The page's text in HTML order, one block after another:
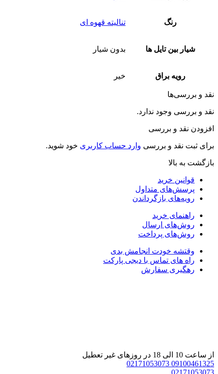
رنگ تنالیته قهوه ای
شیار بین تایل ها بدون شیار
رویه براق خیر
و بررسی‌ها
و بررسی وجود ندارد.
نقد و بررسی
ثبت نقد و بررسی وارد حساب کاربریخود شوید.
به بالا
قوانین خرید
پرسش‌های متداول
رویه‌های بازگرداندن
راهنمای خرید
روش‌های ارسال
روش‌های پرداخت
وقتشه خودت انجامش بدی
راه های تماس با دیجی پارکت
رهگیری سفارش
ساعت 10 الی 18 در روزهای غیر تعطیل
02171053073